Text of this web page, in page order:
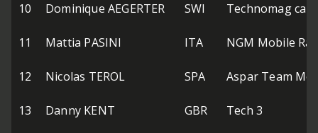
10 Dominique AEGERTER SWI Technomag
11 Mattia PASINI ITA NGM Mobile
12 Nicolas TEROL SPA Aspar Team
13 Danny KENT GBR Tech 3